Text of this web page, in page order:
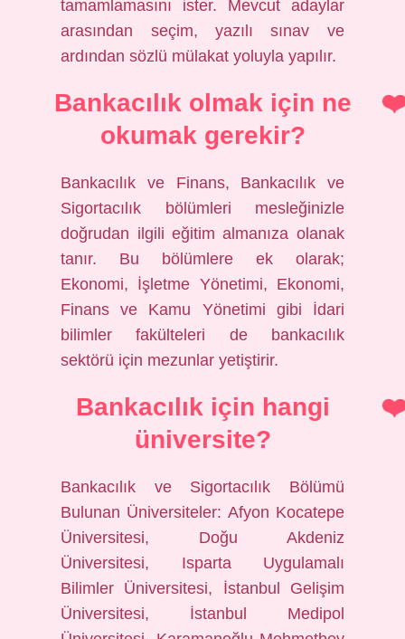
tamamlamasını ister. Mevcut adaylar
arasından seçim, yazılı sınav ve
ardından sözlü mülakat yoluyla yapılır.
Bankacılık olmak için ne
okumak gerekir?
Bankacılık ve Finans, Bankacılık ve
Sigortacılık bölümleri mesleğinizle
doğrudan ilgili eğitim almanıza olanak
tanır. Bu bölümlere ek olarak;
Ekonomi, İşletme Yönetimi, Ekonomi,
Finans ve Kamu Yönetimi gibi İdari
bilimler fakülteleri de bankacılık
sektörü için mezunlar yetiştirir.
Bankacılık için hangi
üniversite?
Bankacılık ve Sigortacılık Bölümü
Bulunan Üniversiteler: Afyon Kocatepe
Üniversitesi, Doğu Akdeniz
Üniversitesi, Isparta Uygulamalı
Bilimler Üniversitesi, İstanbul Gelişim
Üniversitesi, İstanbul Medipol